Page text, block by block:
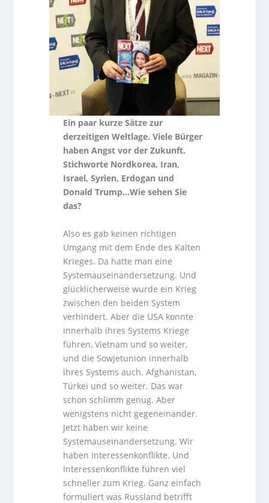
Ein paar kurze Sätze zur
derzeitigen Weltlage. Viele Bürger
haben Angst vor der Zukunft.
Stichworte Nordkorea, Iran,
Israel, Syrien, Erdogan und
Donald Trump…Wie sehen Sie
das?
Also es gab keinen richtigen
Umgang mit dem Ende des Kalten
Krieges. Da hatte man eine
Systemauseinandersetzung. Und
glücklicherweise wurde ein Krieg
zwischen den beiden System
verhindert. Aber die USA konnte
innerhalb ihres Systems Kriege
führen, Vietnam und so weiter,
und die Sowjetunion innerhalb
ihres Systems auch. Afghanistan,
Türkei und so weiter. Das war
schon schlimm genug. Aber
wenigstens nicht gegeneinander.
Jetzt haben wir keine
Systemauseinandersetzung. Wir
haben Interessenkonflikte. Und
Interessenkonflikte führen viel
schneller zum Krieg. Ganz einfach
formuliert was Russland betrifft